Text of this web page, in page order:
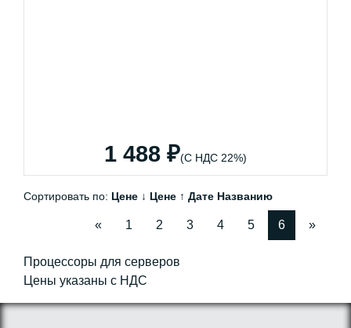
1 488 ₽(С НДС 22%)
Сортировать по: Цене ↓ Цене ↑ Дате Названию
« 1 2 3 4 5 6 »
Процессоры для серверов
Цены указаны с НДС